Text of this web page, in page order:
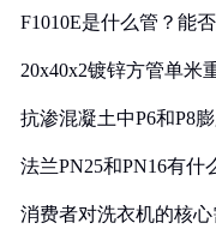
F1010E是什么管？能
20x40x2镀锌方管单米
抗渗混凝土中P6和P8
法兰PN25和PN16有什
消费者对洗衣机的核